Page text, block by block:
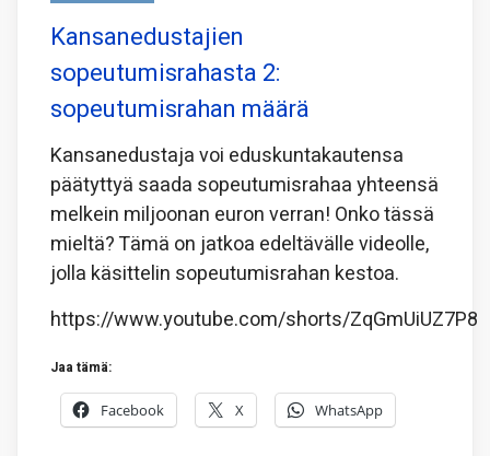
Kansanedustajien
sopeutumisrahasta 2:
sopeutumisrahan määrä
Kansanedustaja voi eduskuntakautensa
päätyttyä saada sopeutumisrahaa yhteensä
melkein miljoonan euron verran! Onko tässä
mieltä? Tämä on jatkoa edeltävälle videolle,
jolla käsittelin sopeutumisrahan kestoa.
https://www.youtube.com/shorts/ZqGmUiUZ7P8
Jaa tämä:
Facebook X WhatsApp